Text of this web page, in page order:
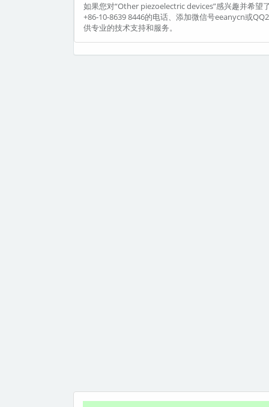
如果您对“Other piezoelectric devices”感兴趣并希
+86-10-8639 8446的电话、添加微信号eeanycn或
供专业的技术支持和服务。